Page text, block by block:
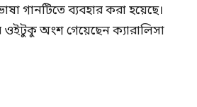
গানটিতে ব্যবহার করা হয়েছে।
ওইটুকু অংশ গেয়েছেন ক্যারালিসা